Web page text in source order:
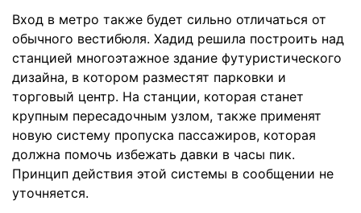
Вход в метро также будет сильно отличаться от
обычного вестибюля. Хадид решила построить над
станцией многоэтажное здание футуристического
дизайна, в котором разместят парковки и
торговый центр. На станции, которая станет
крупным пересадочным узлом, также применят
новую систему пропуска пассажиров, которая
должна помочь избежать давки в часы пик.
Принцип действия этой системы в сообщении не
уточняется.